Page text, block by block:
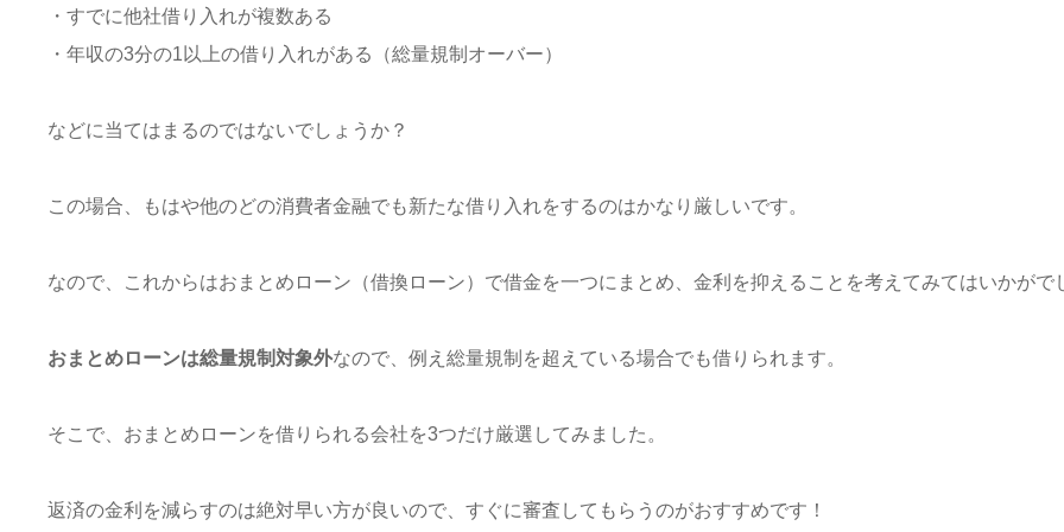
・すでに他社借り入れが複数ある
・年収の3分の1以上の借り入れがある（総量規制オーバー）
などに当てはまるのではないでしょうか？
この場合、もはや他のどの消費者金融でも新たな借り入れをするのはかなり厳しいです。
なので、これからはおまとめローン（借換ローン）で借金を一つにまとめ、金利を抑えることを考えてみてはいかがで
おまとめローンは総量規制対象外なので、例え総量規制を超えている場合でも借りられます。
そこで、おまとめローンを借りられる会社を3つだけ厳選してみました。
返済の金利を減らすのは絶対早い方が良いので、すぐに審査してもらうのがおすすめです！